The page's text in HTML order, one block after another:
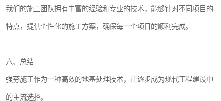
我们的施工团队拥有丰富的经验和专业的技术，能够针对不同项目的
特点，提供个性化的施工方案，确保每一个项目的顺利完成。
六、总结
强夯施工作为一种高效的地基处理技术，正逐步成为现代工程建设中
的主流选择。